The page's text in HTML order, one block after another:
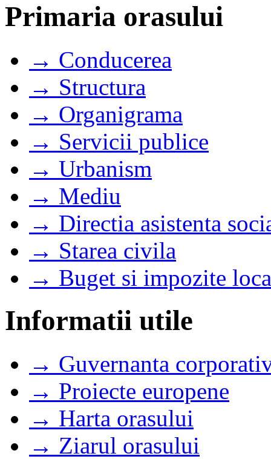
Primaria orasului
→ Conducerea
→ Structura
→ Organigrama
→ Servicii publice
→ Urbanism
→ Mediu
→ Directia asistenta
→ Starea civila
→ Buget si impozite
Informatii utile
→ Guvernanta
→ Proiecte europene
→ Harta orasului
→ Ziarul orasului